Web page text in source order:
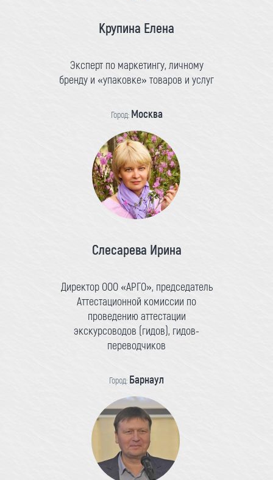
Крупина Елена
Эксперт по маркетингу, личному
бренду и «упаковке» товаров и услуг
Город: Москва
Слесарева Ирина
Директор ООО «АРГО», председатель
Аттестационной комиссии по
проведению аттестации
экскурсоводов (гидов), гидов-
переводчиков
Город: Барнаул